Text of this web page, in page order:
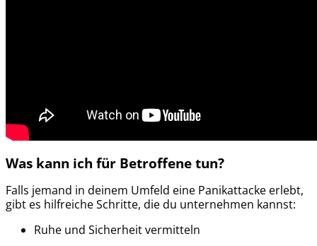
Was kann ich für Betroffene tun?
Falls jemand in deinem Umfeld eine Panikattacke erlebt,
gibt es hilfreiche Schritte, die du unternehmen kannst:
Ruhe und Sicherheit vermitteln